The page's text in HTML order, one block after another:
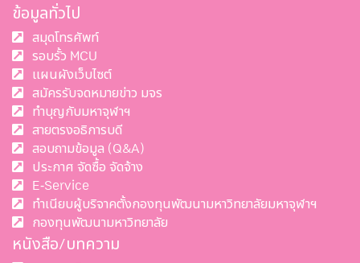
ข้อมูลทั่วไป
สมุดโทรศัพท์
รอบรั้ว MCU
แผนผังเว็บไซต์
สมัครรับจดหมายข่าว มจร
ทำบุญกับมหาจุฬาฯ
สายตรงอธิการบดี
สอบถามข้อมูล (Q&A)
ประกาศ จัดซื้อ จัดจ้าง
E-Service
ทำเนียบผู้บริจาคตั้งกองทุนพัฒนามหาวิทยาลัยมหาจุฬาฯ
กองทุนพัฒนามหาวิทยาลัย
หนังสือ/บทความ